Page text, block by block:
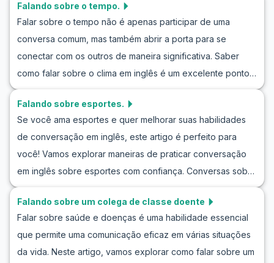
também aprende o idioma de forma divertida e agradável.
Neste artigo, exploraremos como falar sobre seu filme
favorito em inglês de forma clara e envolvente.
Forneceremos uma lista de vocabulário útil, frases-chave e
exemplos de conversas que ajudarão você a se sentir
mais confiante ao falar inglês. Se você está se preparando
praticar inglês falando sobre filmes, essa abordagem
Falando sobre o tempo.
Falar sobre o tempo não é apenas participar de uma
conversa comum, mas também abrir a porta para se
conectar com os outros de maneira significativa. Saber
como falar sobre o clima em inglês é um excelente ponto
de partida para praticar suas habilidades de conversação.
Além disso, ao dominar este tema, você aumenta sua
confiança para participar de interações sociais em
qualquer lugar. Neste artigo, vamos explorar vocabulário
útil, frases-chave e oferecer exercícios de encenação
sobre o clima em inglês para que você possa praticar com
Falando sobre esportes.
Se você ama esportes e quer melhorar suas habilidades
de conversação em inglês, este artigo é perfeito para
você! Vamos explorar maneiras de praticar conversação
em inglês sobre esportes com confiança. Conversas sobre
esportes são extremamente comuns em interações diárias,
desde debates acalorados sobre o último jogo até a
discussão de detalhes técnicos de uma partida
empolgante. Este artigo fornecerá as ferramentas
necessárias para se envolver em uma conversa em inglês
Falando sobre um colega de classe doente
Falar sobre saúde e doenças é uma habilidade essencial
que permite uma comunicação eficaz em várias situações
da vida. Neste artigo, vamos explorar como falar sobre um